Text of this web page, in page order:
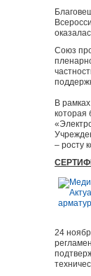
Союз
В
которая
– росту
24